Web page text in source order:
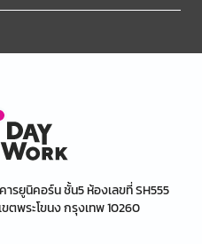
ารยูนิคอร์น ชั้น5 ห้องเลขที่ SH555
ตพระโขนง กรุงเทพ 10260